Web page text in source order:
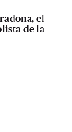
el
de la